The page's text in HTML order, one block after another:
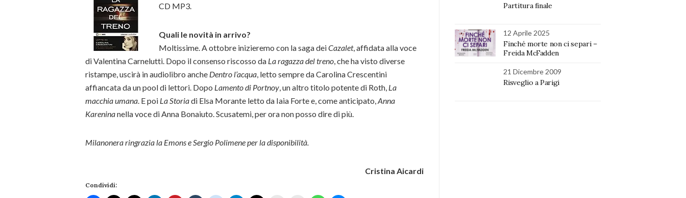
CD MP3.
Quali le novità in arrivo?
Moltissime. A ottobre inizieremo con la saga deiCazalet, affidata alla voce
di Valentina Carnelutti. Dopo il consenso riscosso da La ragazza del treno, che ha visto diverse
ristampe, uscirà in audiolibro anche Dentro l’acqua, letto sempre da Carolina Crescentini
affiancata da un pool di lettori. Dopo Lamento di Portnoy, un altro titolo potente di Roth, La
macchia umana. E poi La Storiadi Elsa Morante letto da Iaia Forte e, come anticipato,Anna
Kareninanella voce di Anna Bonaiuto. Scusatemi, per ora non posso dire di più.
Milanonera ringrazia la Emons e Sergio Polimene per la disponibilità.
Cristina Aicardi
Condividi:
Partitura finale
12 Aprile 2025
Finché morte non ci separi –
Freida McFadden
21 Dicembre 2009
Risveglio a Parigi